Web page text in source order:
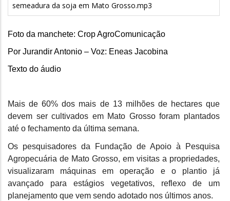
semeadura da soja em Mato Grosso.mp3
Foto da manchete: Crop AgroComunicação
Por Jurandir Antonio – Voz: Eneas Jacobina
Texto do áudio
Mais de 60% dos mais de 13 milhões de hectares que
devem ser cultivados em Mato Grosso foram plantados
até o fechamento da última semana.
Os pesquisadores da Fundação de Apoio à Pesquisa
Agropecuária de Mato Grosso, em visitas a propriedades,
visualizaram máquinas em operação e o plantio já
avançado para estágios vegetativos, reflexo de um
planejamento que vem sendo adotado nos últimos anos.